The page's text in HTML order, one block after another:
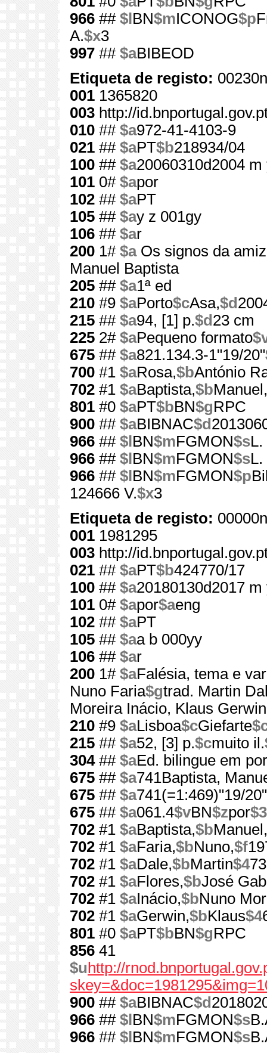
966 ## $l BN$mICONOG$p
A.$x3
997 ## $aBIBEOD
Etiqueta de registo:
001 1365820
003 http://
010 ## $a972-41-4103-9
021 ## $aPT$b218934/04
100 ## $a20060310d2004
101 0# $apor
102 ## $aPT
105 ## $ay z 001gy
106 ## $ar
200 1# $aOs signos da
Manuel Baptista
205 ## $a1ª ed
210 #9 $aPorto$cAsa,$d
215 ## $a94, [1] p.$d 23 cm
225 2# $aPequeno formato
675 ## $a821.134.3-1"19/20"
700 #1 $aRosa,$bAntónio
702 #1 $aBaptista,$bManuel,
801 #0 $aPT$bBN$gRPC
900 ## $aBIBNAC$d
966 ## $l BN$mFGMON$sL.
966 ## $l BN$mFGMON$s
966 ## $l BN$mFGMON$p
124666 V.$x3
Etiqueta de registo:
001 1981295
003 http://
021 ## $aPT$b424770/17
100 ## $a20180130d2017
101 0# $apor$aeng
102 ## $aPT
105 ## $aa b 000yy
106 ## $ar
200 1# $aFalésia, tema e
Nuno Faria$gtrad. Martin
Moreira Inácio, Klaus Gerwin
210 #9 $aLisboa$cGiefarte
215 ## $a52, [3] p.$cmuito il.
304## $aEd. bilingue em
675 ## $a741Baptista,
675 ## $a741(=1:469)"19/
675 ## $a061.4$vBN$zpor$3
702 #1 $aBaptista,$bManuel,
702 #1 $aFaria,$bNuno,$f
702 #1 $aDale,$bMartin$4
702 #1 $aFlores,$bJosé
702 #1 $aInácio,$bNuno
702 #1 $aGerwin,$bKlaus$4
801 #0 $aPT$bBN$gRPC
856 41
$u http://
900 ## $aBIBNAC$d
966 ## $l BN$mFGMON$s
966 ## $l BN$mFGMON$s